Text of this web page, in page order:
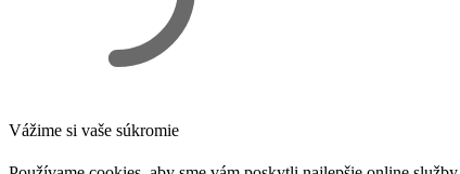
Vážime si vaše súkromie